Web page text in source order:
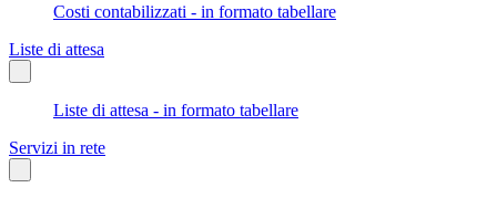
Costi contabilizzati - in formato tabellare
Liste di attesa
Liste di attesa - in formato tabellare
Servizi in rete